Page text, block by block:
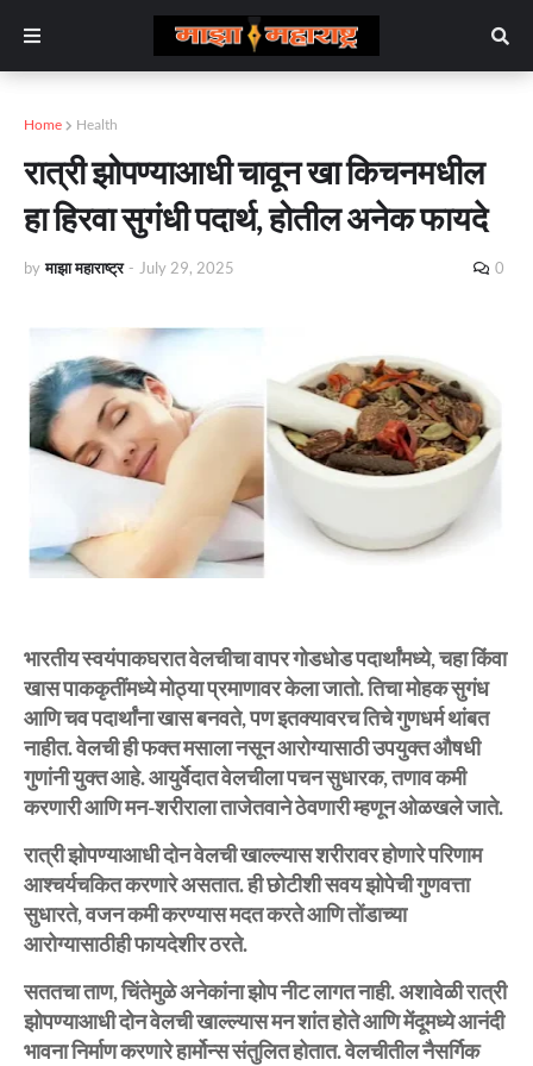
Home Health
रात्री झोपण्याआधी चावून खा किचनमधील
हा हिरवा सुगंधी पदार्थ, होतील अनेक फायदे
by माझा महाराष्ट्र - July 29, 2025 0
भारतीय स्वयंपाकघरात वेलचीचा वापर गोडधोड पदार्थांमध्ये, चहा किंवा
खास पाककृतींमध्ये मोठ्या प्रमाणावर केला जातो. तिचा मोहक सुगंध
आणि चव पदार्थांना खास बनवते, पण इतक्यावरच तिचे गुणधर्म थांबत
नाहीत. वेलची ही फक्त मसाला नसून आरोग्यासाठी उपयुक्त औषधी
गुणांनी युक्त आहे. आयुर्वेदात वेलचीला पचन सुधारक, तणाव कमी
करणारी आणि मन-शरीराला ताजेतवाने ठेवणारी म्हणून ओळखले जाते.
रात्री झोपण्याआधी दोन वेलची खाल्ल्यास शरीरावर होणारे परिणाम
आश्चर्यचकित करणारे असतात. ही छोटीशी सवय झोपेची गुणवत्ता
सुधारते, वजन कमी करण्यास मदत करते आणि तोंडाच्या
आरोग्यासाठीही फायदेशीर ठरते.
सततचा ताण, चिंतेमुळे अनेकांना झोप नीट लागत नाही. अशावेळी रात्री
झोपण्याआधी दोन वेलची खाल्ल्यास मन शांत होते आणि मेंदूमध्ये आनंदी
भावना निर्माण करणारे हार्मोन्स संतुलित होतात. वेलचीतील नैसर्गिक